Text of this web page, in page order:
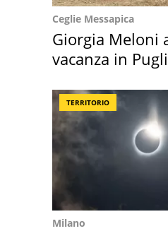
Ceglie Messapica
Giorgia Meloni
vacanza in
TERRITORIO
Milano